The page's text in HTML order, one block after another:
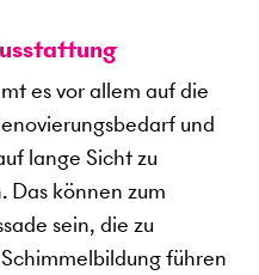
es vor allem auf die
und
lange Sicht zu
können zum
sein, die zu
führen